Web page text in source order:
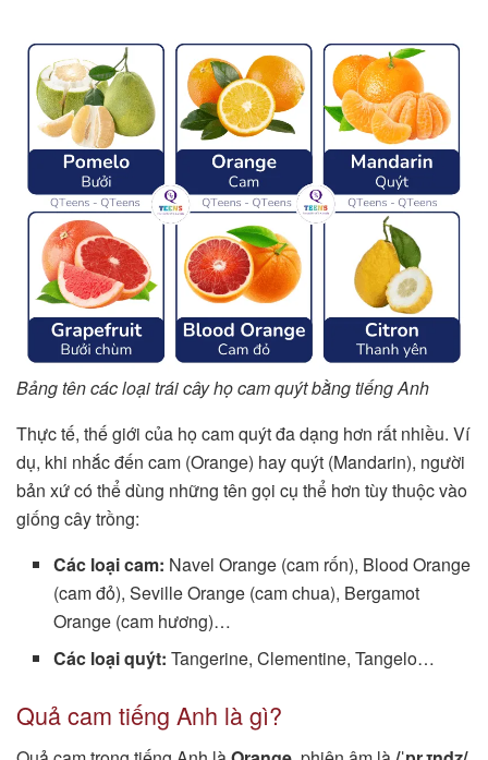
Bảng tên các loại trái cây họ cam quýt bằng tiếng Anh
Thực tế, thế giới của họ cam quýt đa dạng hơn rất nhiều. Ví
dụ, khi nhắc đến cam (Orange) hay quýt (Mandarin), người
bản xứ có thể dùng những tên gọi cụ thể hơn tùy thuộc vào
giống cây trồng:
Các loại cam: Navel Orange (cam rốn), Blood Orange
(cam đỏ), Seville Orange (cam chua), Bergamot
Orange (cam hương)…
Các loại quýt: Tangerine, Clementine, Tangelo…
Quả cam tiếng Anh là gì?